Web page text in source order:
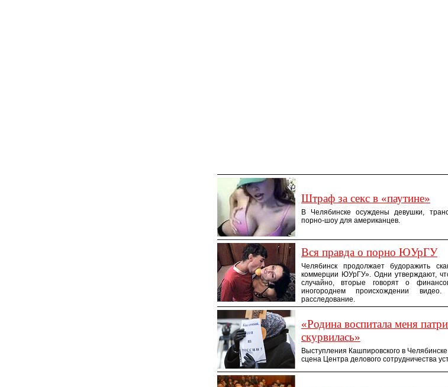
Штраф за секс в «паутине»
В Челябинске осуждены девушки,
порно-шоу для американцев.
Вся правда о порно ЮУрГУ
Челябинск продолжает будоражить
коммерции ЮУрГУ». Одни утверждают,
случайно, вторые говорят о
иногороднем происхождении
расследование.
«Родина воспитала меня
скурвилась»
Выступления Кашпировского в
сцена Центра делового сотрудничества